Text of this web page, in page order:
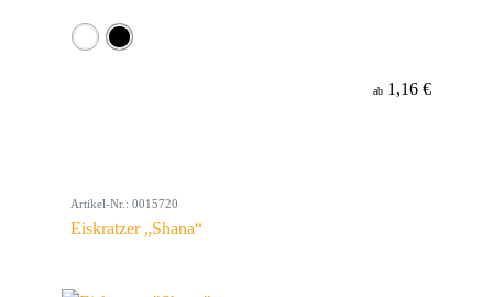
ab 1,16 €
Artikel-Nr.: 0015720
Eiskratzer „Shana“